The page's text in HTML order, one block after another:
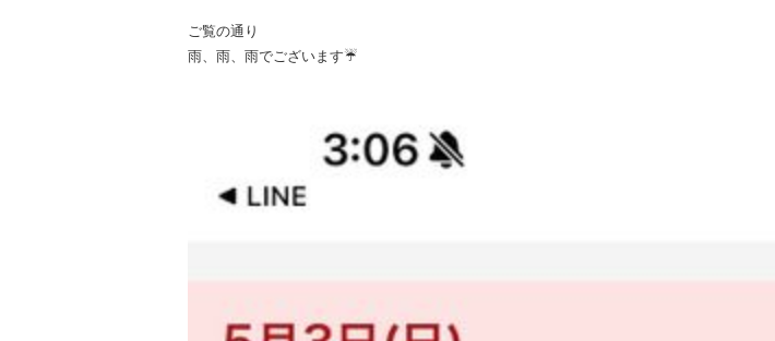
ご覧の通り
雨、雨、雨でございます☔️